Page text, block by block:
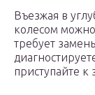
Въезжая в
колесом
требует
приступайте